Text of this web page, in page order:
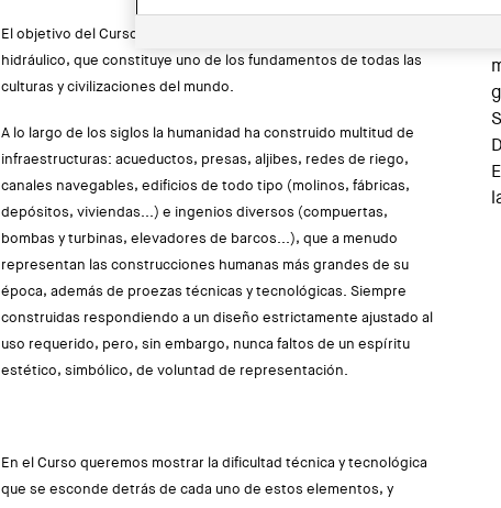
El objetivo del Curso de este año será acercarnos al patrimonio
hidráulico, que constituye uno de los fundamentos de todas las
culturas y civilizaciones del mundo.
A lo largo de los siglos la humanidad ha construido multitud de
infraestructuras: acueductos, presas, aljibes, redes de riego,
canales navegables, edificios de todo tipo (molinos, fábricas,
depósitos, viviendas...) e ingenios diversos (compuertas,
bombas y turbinas, elevadores de barcos...), que a menudo
representan las construcciones humanas más grandes de su
época, además de proezas técnicas y tecnológicas. Siempre
construidas respondiendo a un diseño estrictamente ajustado al
uso requerido, pero, sin embargo, nunca faltos de un espíritu
estético, simbólico, de voluntad de representación.
En el Curso queremos mostrar la dificultad técnica y tecnológica
que se esconde detrás de cada uno de estos elementos, y